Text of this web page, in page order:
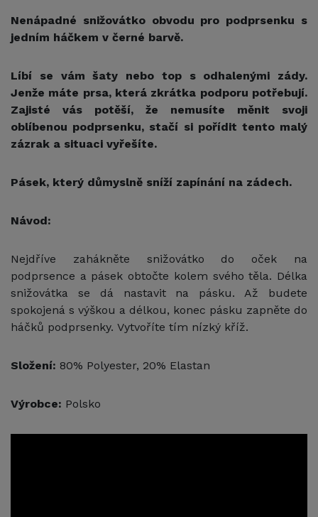
Nenápadné snižovátko obvodu pro podprsenku s
jedním háčkem v černé barvě.
Líbí se vám šaty nebo top s odhalenými zády.
Jenže máte prsa, která zkrátka podporu potřebují.
Zajisté vás potěší, že nemusíte měnit svoji
oblíbenou podprsenku, stačí si pořídit tento malý
zázrak a situaci vyřešíte.
Pásek, který důmyslně sníží zapínání na zádech.
Návod:
Nejdříve zahákněte snižovátko do oček na
podprsence a pásek obtočte kolem svého těla. Délka
snižovátka se dá nastavit na pásku. Až budete
spokojená s výškou a délkou, konec pásku zapněte do
háčků podprsenky. Vytvoříte tím nízký kříž.
Složení: 80% Polyester, 20% Elastan
Výrobce: Polsko